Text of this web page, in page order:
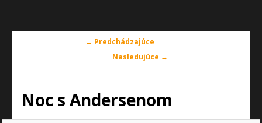
Navigácia
← Predchádzajúce
Nasledujúce →
Noc s Andersenom